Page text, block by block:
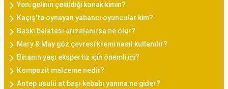
Yeni gelinin çekildiği konak kimin?
Kaçış'ta oynayan yabancı oyuncular kim?
Baskı balatası arızalanırsa ne olur?
Mary & May göz çevresi kremi nasıl kullanılır?
Binanın yaşı ekspertiz için önemli mi?
Kompozit malzeme nedir?
Antep usulü at başı kebabı yanına ne gider?